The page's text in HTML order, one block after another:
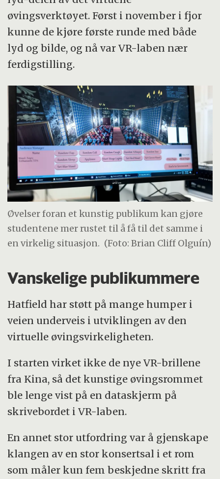
øvingsverktøyet. Først i november i fjor
kunne de kjøre første runde med både
lyd og bilde, og nå var VR-laben nær
ferdigstilling.
Øvelser foran et kunstig publikum kan gjøre
studentene mer rustet til å få til det samme i
en virkelig situasjon. (Foto: Brian Cliff Olguín)
Vanskelige publikummere
Hatfield har støtt på mange humper i
veien underveis i utviklingen av den
virtuelle øvingsvirkeligheten.
I starten virket ikke de nye VR-brillene
fra Kina, så det kunstige øvingsrommet
ble lenge vist på en dataskjerm på
skrivebordet i VR-laben.
En annet stor utfordring var å gjenskape
klangen av en stor konsertsal i et rom
som måler kun fem beskjedne skritt fra